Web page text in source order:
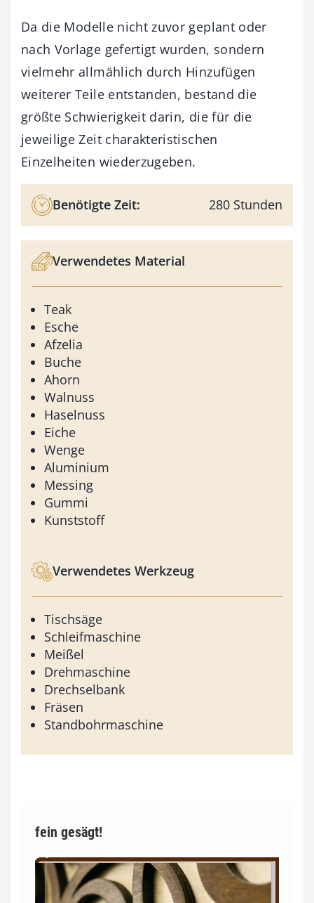
Da die Modelle nicht zuvor geplant oder
nach Vorlage gefertigt wurden, sondern
vielmehr allmählich durch Hinzufügen
weiterer Teile entstanden, bestand die
größte Schwierigkeit darin, die für die
jeweilige Zeit charakteristischen
Einzelheiten wiederzugeben.
Benötigte Zeit: 280 Stunden
Verwendetes Material
Teak
Esche
Afzelia
Buche
Ahorn
Walnuss
Haselnuss
Eiche
Wenge
Aluminium
Messing
Gummi
Kunststoff
Verwendetes Werkzeug
Tischsäge
Schleifmaschine
Meißel
Drehmaschine
Drechselbank
Fräsen
Standbohrmaschine
fein gesägt!